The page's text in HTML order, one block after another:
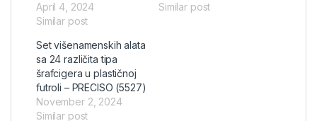
April 4, 2024
Similar post
Similar post
Set višenamenskih alata
sa 24 različita tipa
šrafcigera u plastičnoj
futroli – PRECISO (5527)
November 2, 2024
Similar post